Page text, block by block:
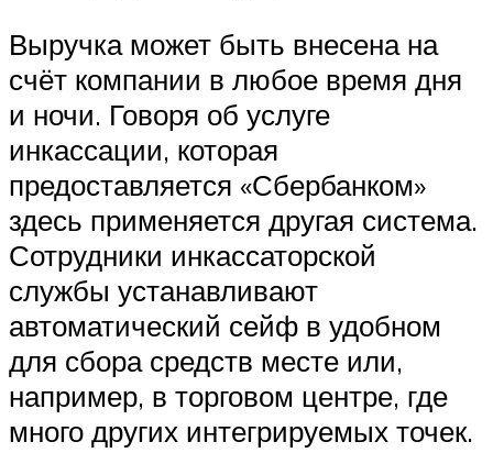
Выручка может быть внесена на
счёт компании в любое время дня
и ночи. Говоря об услуге
инкассации, которая
предоставляется «Сбербанком»
здесь применяется другая система.
Сотрудники инкассаторской
службы устанавливают
автоматический сейф в удобном
для сбора средств месте или,
например, в торговом центре, где
много других интегрируемых точек.